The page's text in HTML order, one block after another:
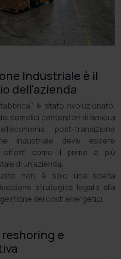
Industriale è il
dell'azienda
è stato rivoluzionato.
semplici contenitori di lamiera
post-transizione
industriale deve essere
come il primo e più
di un’azienda.
non è solo una scelta
strategica legata alla
dei costi energetici.
e